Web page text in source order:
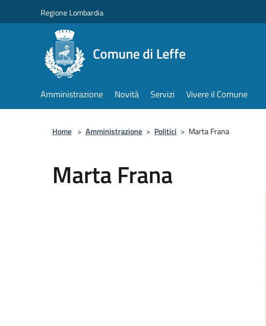
Regione Lombardia
Comune di Leffe
Amministrazione Novità Servizi Vivere il Comune
Home > Amministrazione > Politici > Marta Frana
Marta Frana